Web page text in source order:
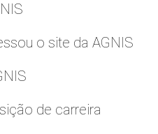
o site da AGNIS
de carreira